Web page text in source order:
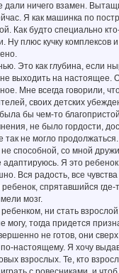
дали ничего взамен.
Я как машинка по
Как будто специально
Ну плюс кучку
Это как глубина, если
выходить на настоящее.
Мне всегда говорили,
своих детских
бы чем-то
не было гордости,
так не могло
не способной, со мной
адаптируюсь. Я это
Вся радость, все
спрятавшийся где-
мозг.
ни стать
могу, тогда придется
не готов, они
по-настоящему. Я хочу
взрослых. Те, кто